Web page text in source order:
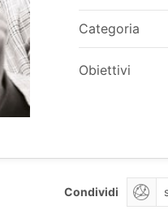
Categoria
Obiettivi
Condividi